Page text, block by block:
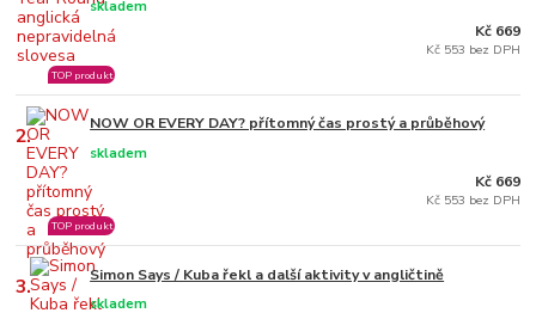
skladem
TOP produkt
Kč 669
Kč 553 bez DPH
2. NOW OR EVERY DAY? přítomný čas prostý a průběhový
skladem
TOP produkt
Kč 669
Kč 553 bez DPH
3. Simon Says / Kuba řekl a další aktivity v angličtině
skladem